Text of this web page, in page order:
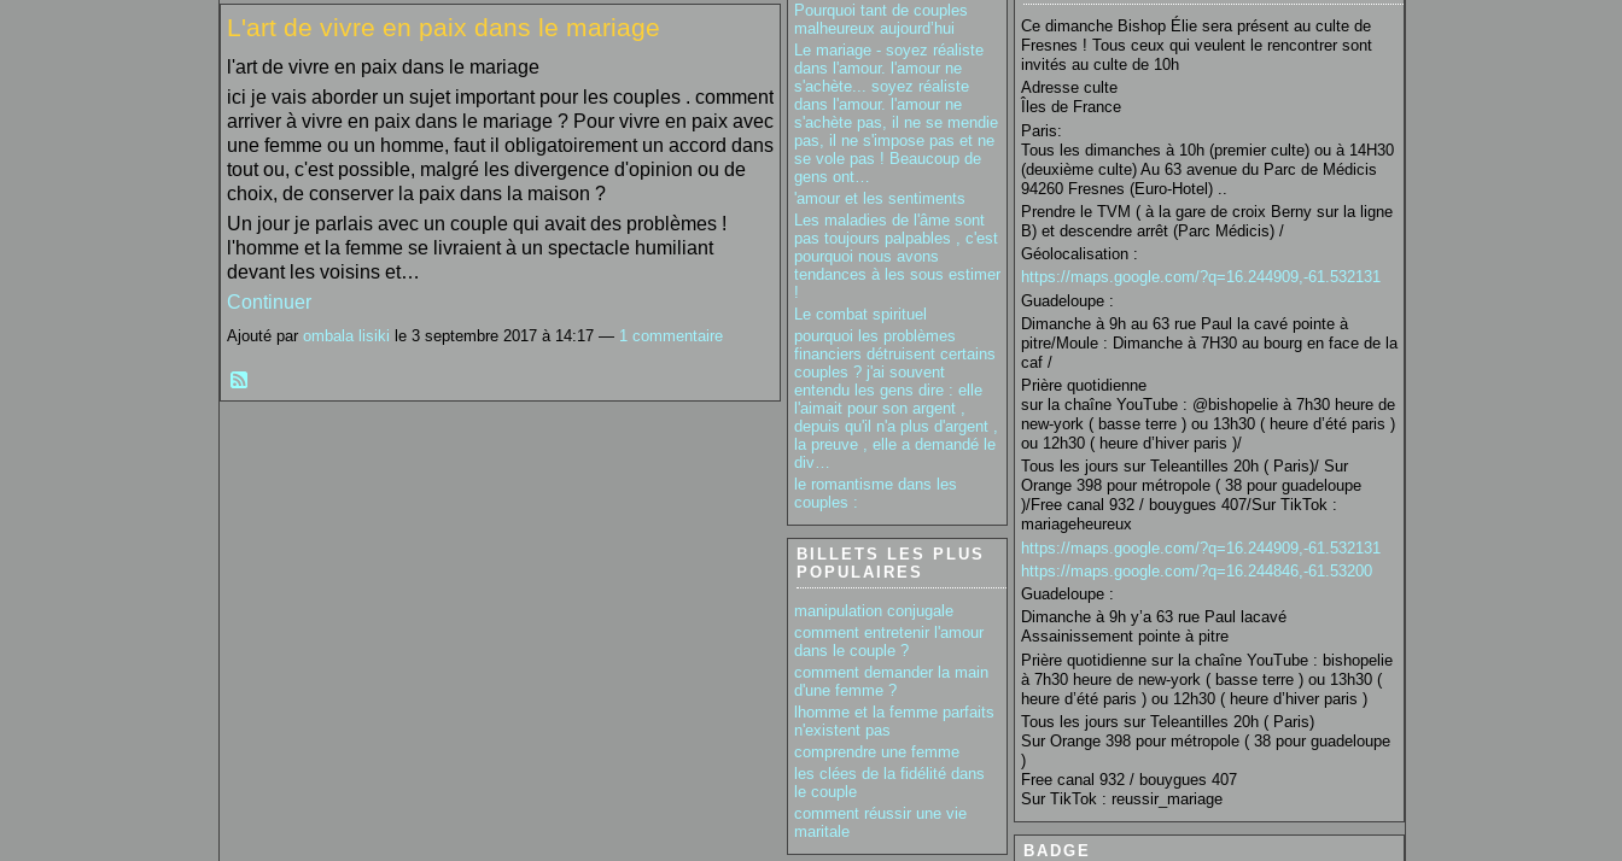
L'art de vivre en paix dans le mariage
l'art de vivre en paix dans le mariage
ici je vais aborder un sujet important pour les couples . comment
arriver à vivre en paix dans le mariage ? Pour vivre en paix avec
une femme ou un homme, faut il obligatoirement un accord dans
tout ou, c'est possible, malgré les divergence d'opinion ou de
choix, de conserver la paix dans la maison ?
Un jour je parlais avec un couple qui avait des problèmes !
l'homme et la femme se livraient à un spectacle humiliant
devant les voisins et…
Continuer
Ajouté par ombala lisiki le 3 septembre 2017 à 14:17 — 1 commentaire
Pourquoi tant de couples
malheureux aujourd’hui
Le mariage - soyez réaliste
dans l'amour. l'amour ne
s'achète... soyez réaliste
dans l'amour. l'amour ne
s'achète pas, il ne se mendie
pas, il ne s'impose pas et ne
se vole pas ! Beaucoup de
gens ont…
'amour et les sentiments
Les maladies de l'âme sont
pas toujours palpables , c'est
pourquoi nous avons
tendances à les sous estimer
!
Le combat spirituel
pourquoi les problèmes
financiers détruisent certains
couples ? j'ai souvent
entendu les gens dire : elle
l'aimait pour son argent ,
depuis qu'il n'a plus d'argent ,
la preuve , elle a demandé le
div…
le romantisme dans les
couples :
BILLETS LES PLUS
POPULAIRES
manipulation conjugale
comment entretenir l'amour
dans le couple ?
comment demander la main
d'une femme ?
lhomme et la femme parfaits
n'existent pas
comprendre une femme
les clées de la fidélité dans
le couple
comment réussir une vie
maritale
Ce dimanche Bishop Élie sera présent au culte de
Fresnes ! Tous ceux qui veulent le rencontrer sont
invités au culte de 10h
Adresse culte
Îles de France
Paris:
Tous les dimanches à 10h (premier culte) ou à 14H30
(deuxième culte) Au 63 avenue du Parc de Médicis
94260 Fresnes (Euro-Hotel) ..
Prendre le TVM ( à la gare de croix Berny sur la ligne
B) et descendre arrêt (Parc Médicis) /
Géolocalisation :
https://maps.google.com/?q=16.244909,-61.532131
Guadeloupe :
Dimanche à 9h au 63 rue Paul la cavé pointe à
pitre/Moule : Dimanche à 7H30 au bourg en face de la
caf /
Prière quotidienne
sur la chaîne YouTube : @bishopelie à 7h30 heure de
new-york ( basse terre ) ou 13h30 ( heure d’été paris )
ou 12h30 ( heure d’hiver paris )/
Tous les jours sur Teleantilles 20h ( Paris)/ Sur
Orange 398 pour métropole ( 38 pour guadeloupe
)/Free canal 932 / bouygues 407/Sur TikTok :
mariageheureux
https://maps.google.com/?q=16.244909,-61.532131
https://maps.google.com/?q=16.244846,-61.53200
Guadeloupe :
Dimanche à 9h y’a 63 rue Paul lacavé
Assainissement pointe à pitre
Prière quotidienne sur la chaîne YouTube : bishopelie
à 7h30 heure de new-york ( basse terre ) ou 13h30 (
heure d’été paris ) ou 12h30 ( heure d’hiver paris )
Tous les jours sur Teleantilles 20h ( Paris)
Sur Orange 398 pour métropole ( 38 pour guadeloupe
)
Free canal 932 / bouygues 407
Sur TikTok : reussir_mariage
BADGE